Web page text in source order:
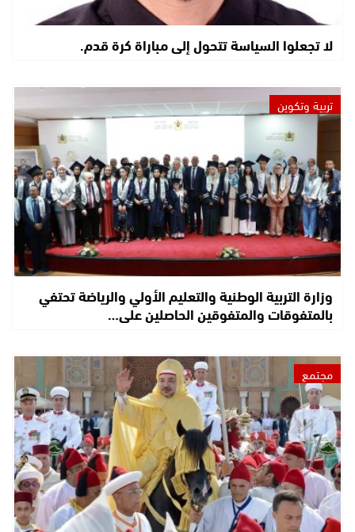
لا تجعلوا السياسة تتحول إلى مباراة كرة قدم.
تربية وتكوين
وزارة التربية الوطنية والتعليم الأولي والرياضة تحتفي
بالمتفوقات والمتفوقين الحاصلين على…
مجتمع